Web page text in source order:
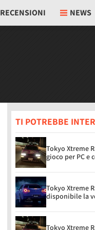
RECENSIONI NEWS
TI POTREBBE
Tokyo Xtreme
gioco per PC e
Tokyo Xtreme
disponibile la
Tokyo Xtreme